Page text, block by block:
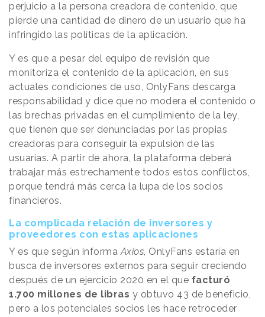
perjuicio a la persona creadora de contenido, que
pierde una cantidad de dinero de un usuario que ha
infringido las políticas de la aplicación.
Y es que a pesar del equipo de revisión que
monitoriza el contenido de la aplicación, en sus
actuales condiciones de uso, OnlyFans descarga
responsabilidad y dice que no modera el contenido o
las brechas privadas en el cumplimiento de la ley,
que tienen que ser denunciadas por las propias
creadoras para conseguir la expulsión de las
usuarias. A partir de ahora, la plataforma deberá
trabajar más estrechamente todos estos conflictos,
porque tendrá más cerca la lupa de los socios
financieros.
La complicada relación de inversores y
proveedores con estas aplicaciones
Y es que según informaAxios, OnlyFans estaría en
busca de inversores externos para seguir creciendo
después de un ejercicio 2020 en el que facturó
1.700 millones de libras y obtuvo 43 de beneficio,
pero a los potenciales socios les hace retroceder